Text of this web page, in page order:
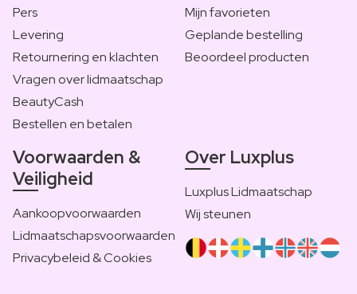
Pers
Levering
Retournering en klachten
Vragen over lidmaatschap
BeautyCash
Bestellen en betalen
Mijn favorieten
Geplande bestelling
Beoordeel producten
Voorwaarden &
Veiligheid
Aankoopvoorwaarden
Lidmaatschapsvoorwaarden
Privacybeleid & Cookies
Over Luxplus
Luxplus Lidmaatschap
Wij steunen